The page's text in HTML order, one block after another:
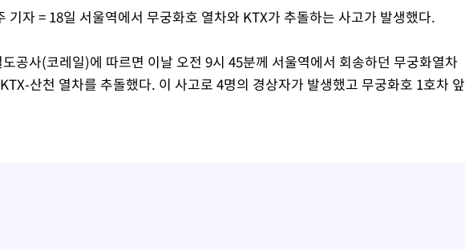
기자 = 18일 서울역에서 무궁화호 열차와 KTX가 추돌하는 사고가 발생했다.
공사(코레일)에 따르면 이날 오전 9시 45분께 서울역에서 회송하던 무궁화열차
산천 열차를 추돌했다. 이 사고로 4명의 경상자가 발생했고 무궁화호 1호차 앞